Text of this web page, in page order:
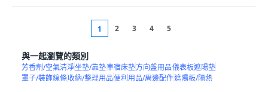
1 2 3 4 5
與一起瀏覽的類別
芳香劑/空氣清淨坐墊/靠墊車宿床墊方向盤用品儀表板遮陽墊
罩子/裝飾線條收納/整理用品便利用品/周邊配件遮陽板/隔熱